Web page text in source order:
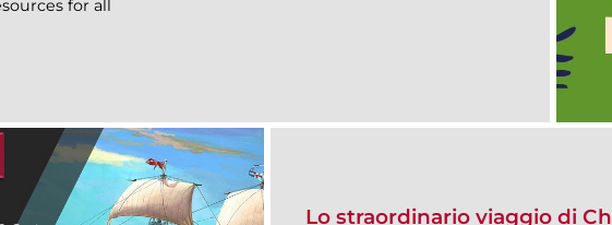
for all
Lo straordinario viaggio di